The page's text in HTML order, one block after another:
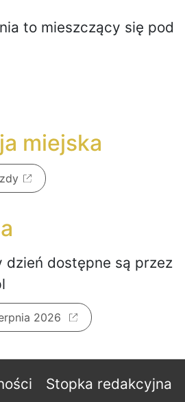
to mieszczący się pod
miejska
dzień dostępne są przez
2026
Stopka redakcyjna